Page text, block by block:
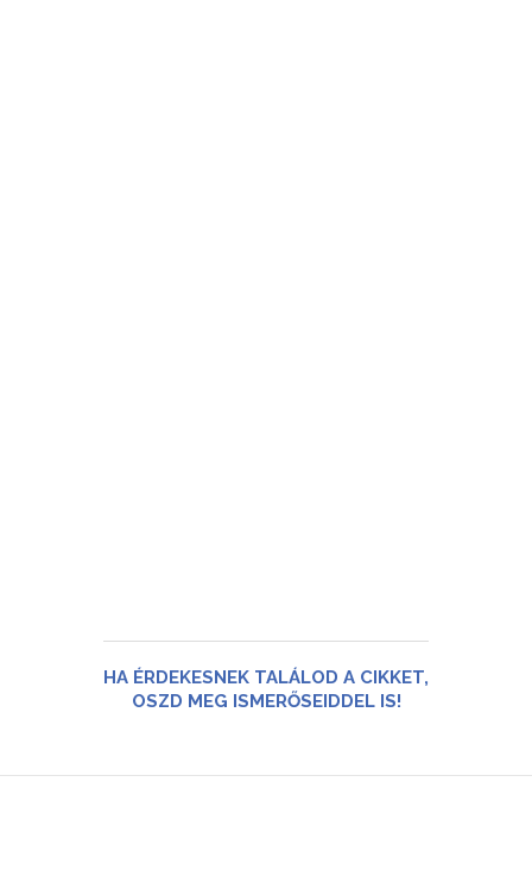
HA ÉRDEKESNEK TALÁLOD A CIKKET,
OSZD MEG ISMERŐSEIDDEL IS!